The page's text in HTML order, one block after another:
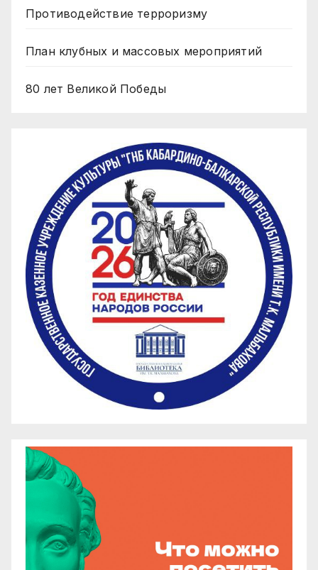
Противодействие терроризму
План клубных и массовых мероприятий
80 лет Великой Победы